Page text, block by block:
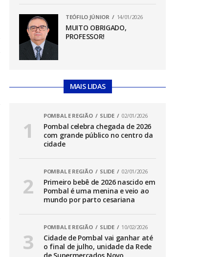
TEÓFILO JÚNIOR 14/01/2026
MUITO OBRIGADO,
PROFESSOR!
MAIS LIDAS
POMBAL E REGIÃO SLIDE 02/01/2026
Pombal celebra chegada de 2026
com grande público no centro da
cidade
POMBAL E REGIÃO SLIDE 02/01/2026
Primeiro bebê de 2026 nascido em
Pombal é uma menina e veio ao
mundo por parto cesariana
POMBAL E REGIÃO SLIDE 10/02/2026
Cidade de Pombal vai ganhar até
o final de julho, unidade da Rede